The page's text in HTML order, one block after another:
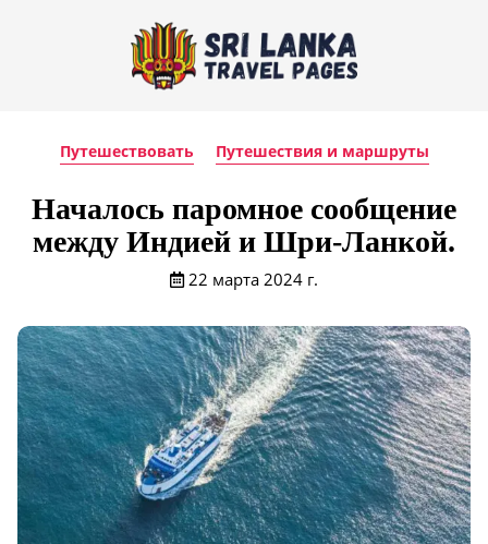
Путешествовать Путешествия и маршруты
Началось паромное сообщение
между Индией и Шри-Ланкой.
22 марта 2024 г.